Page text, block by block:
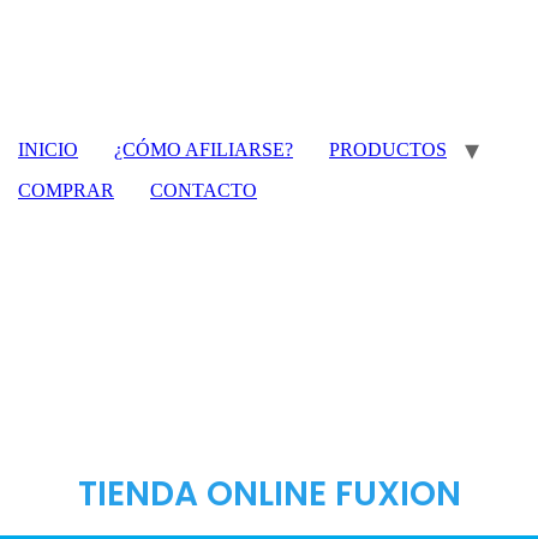
INICIO ¿CÓMO AFILIARSE?
PRODUCTOS
COMPRAR
CONTACTO
TIENDA ONLINE FUXION